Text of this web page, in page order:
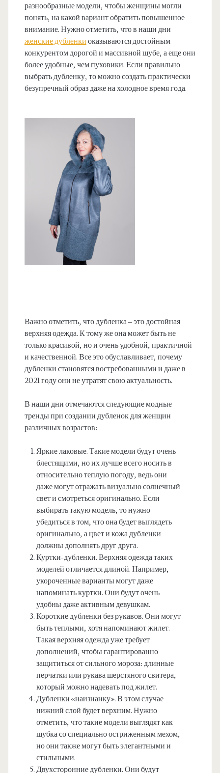
разнообразные модели, чтобы женщины могли
понять, на какой вариант обратить повышенное
внимание. Нужно отметить, что в наши дни
женские дубленки оказываются достойным
конкурентом дорогой и массивной шубе, а еще они
более удобные, чем пуховики. Если правильно
выбрать дубленку, то можно создать практически
безупречный образ даже на холодное время года.
Важно отметить, что дубленка – это достойная
верхняя одежда. К тому же она может быть не
только красивой, но и очень удобной, практичной
и качественной. Все это обуславливает, почему
дубленки становятся востребованными и даже в
2021 году они не утратят свою актуальность.
В наши дни отмечаются следующие модные
тренды при создании дубленок для женщин
различных возрастов:
Яркие лаковые. Такие модели будут очень
блестящими, но их лучше всего носить в
относительно теплую погоду, ведь они
даже могут отражать визуально солнечный
свет и смотреться оригинально. Если
выбирать такую модель, то нужно
убедиться в том, что она будет выглядеть
оригинально, а цвет и кожа дубленки
должны дополнять друг друга.
Куртки-дубленки. Верхняя одежда таких
моделей отличается длиной. Например,
укороченные варианты могут даже
напоминать куртки. Они будут очень
удобны даже активным девушкам.
Короткие дубленки без рукавов. Они могут
быть теплыми, хотя напоминают жилет.
Такая верхняя одежда уже требует
дополнений, чтобы гарантированно
защититься от сильного мороза: длинные
перчатки или рукава шерстяного свитера,
который можно надевать под жилет.
Дубленки «наизнанку». В этом случае
нижний слой будет верхним. Нужно
отметить, что такие модели выглядят как
шубка со специально остриженным мехом,
но они также могут быть элегантными и
стильными.
Двухсторонние дубленки. Они будут